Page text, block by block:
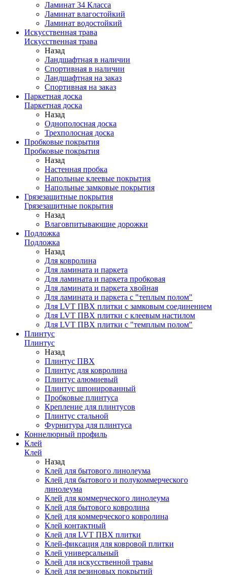
Ламинат 34 Класса
Ламинат влагостойкий
Ламинат водостойкий
Искусственная трава
Искусственная трава
Назад
Ландшафтная в наличии
Спортивная в наличии
Ландшафтная на заказ
Спортивная на заказ
Паркетная доска
Паркетная доска
Назад
Однополосная доска
Трехполосная доска
Пробковые покрытия
Пробковые покрытия
Назад
Настенная пробка
Напольные клеевые покрытия
Напольные замковые покрытия
Грязезащитные покрытия
Грязезащитные покрытия
Назад
Влаговпитывающие дорожки
Подложка
Подложка
Назад
Для ковролина
Для ламината и паркета
Для ламината и паркета пробковая
Для ламината и паркета хвойная
Для ламината и паркета с "теплым полом"
Для LVT ПВХ плитки с замковым соединением
Для LVT ПВХ плитки с клеевым настилом
Для LVT ПВХ плитки с "темплым полом"
Плинтус
Плинтус
Назад
Плинтус ПВХ
Плинтус для ковролина
Плинтус алюмиевый
Плинтус шпонированный
Пробковые плинтуса
Крепление для плинтусов
Плинтус стальной
Фурнитура для плинтуса
Коннелюрный профиль
Клей
Клей
Назад
Клей для бытового линолеума
Клей для бытового и полукоммерческого
линолеума
Клей для коммерческого линолеума
Клей для бытового ковролина
Клей для коммерческого ковролина
Клей контактный
Клей для LVT ПВХ плитки
Клей-фиксация для ковровой плитки
Клей универсальный
Клей для искусственной травы
Клей для резиновых покрытий